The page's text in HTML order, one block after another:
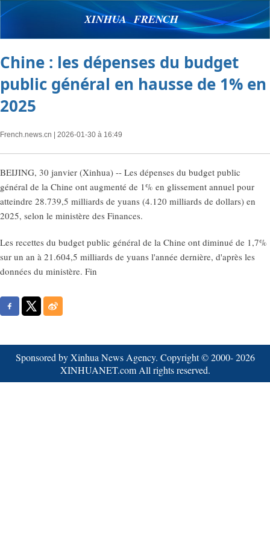
XINHUA FRENCH
Chine : les dépenses du budget
public général en hausse de 1% en
2025
French.news.cn | 2026-01-30 à 16:49
BEIJING, 30 janvier (Xinhua) -- Les dépenses du budget public
général de la Chine ont augmenté de 1% en glissement annuel pour
atteindre 28.739,5 milliards de yuans (4.120 milliards de dollars) en
2025, selon le ministère des Finances.
Les recettes du budget public général de la Chine ont diminué de 1,7%
sur un an à 21.604,5 milliards de yuans l'année dernière, d'après les
données du ministère. Fin
Sponsored by Xinhua News Agency. Copyright © 2000-2026
XINHUANET.com All rights reserved.